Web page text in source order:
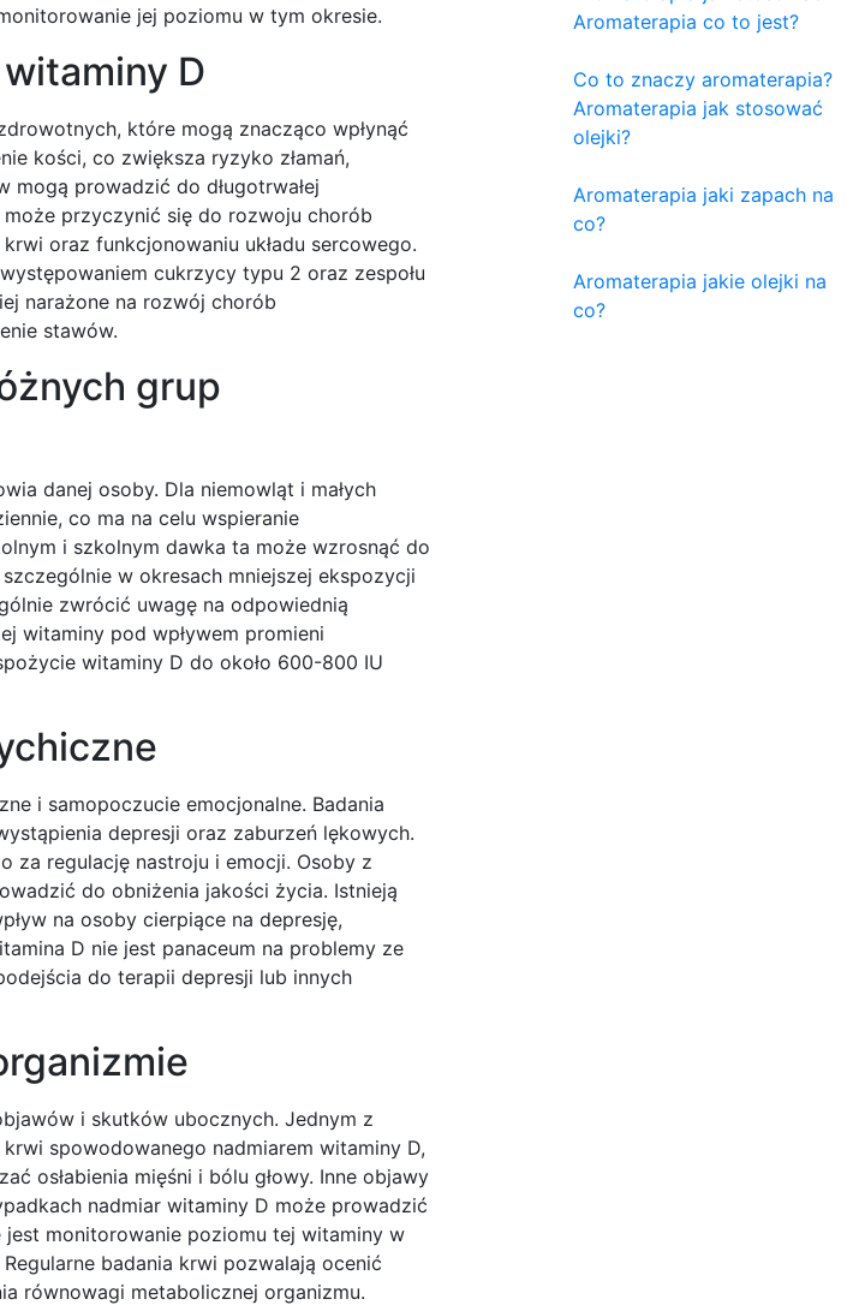
jej poziomu w tym okresie.
D
które mogą znacząco wpłynąć
kości, co zwiększa ryzyko złamań,
mogą prowadzić do długotrwałej
przyczynić się do rozwoju chorób
oraz funkcjonowaniu układu sercowego.
cukrzycy typu 2 oraz zespołu
narażone na rozwój chorób
stawów.
grup
danej osoby. Dla niemowląt i małych
co ma na celu wspieranie
i szkolnym dawka ta może wzrosnąć do
w okresach mniejszej ekspozycji
zwrócić uwagę na odpowiednią
witaminy pod wpływem promieni
witaminy D do około 600-800 IU
i samopoczucie emocjonalne. Badania
depresji oraz zaburzeń lękowych.
za regulację nastroju i emocji. Osoby z
do obniżenia jakości życia. Istnieją
na osoby cierpiące na depresję,
D nie jest panaceum na problemy ze
do terapii depresji lub innych
i skutków ubocznych. Jednym z
spowodowanego nadmiarem witaminy D,
osłabienia mięśni i bólu głowy. Inne objawy
nadmiar witaminy D może prowadzić
monitorowanie poziomu tej witaminy w
badania krwi pozwalają ocenić
równowagi metabolicznej organizmu.
Aromaterapia co to jest?
Co to znaczy aromaterapia?
Aromaterapia jak stosować
olejki?
Aromaterapia jaki zapach na
co?
Aromaterapia jakie olejki na
co?